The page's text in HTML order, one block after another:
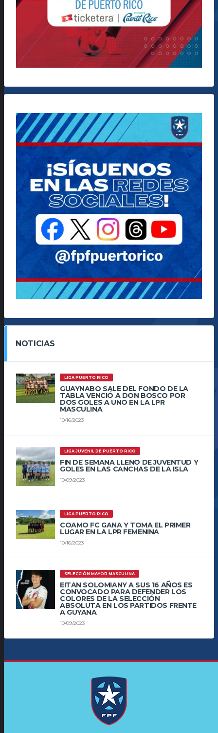
NOTICIAS
LIGA PUERTO RICO
GUAYNABO SALE DEL FONDO DE LA
TABLA VENCIÓ A DON BOSCO POR
DOS GOLES A UNO EN LA LPR
MASCULINA
10/16/2023
LIGA JUVENIL DE PUERTO RICO
FIN DE SEMANA LLENO DE JUVENTUD Y
GOLES EN LAS CANCHAS DE LA ISLA
10/09/2023
LIGA PUERTO RICO
COAMO FC GANA Y TOMA EL PRIMER
LUGAR EN LA LPR FEMENINA
10/16/2023
SELECCIÓN MAYOR MASCULINA
EITAN SOLOMIANY A SUS 16 AÑOS ES
CONVOCADO PARA DEFENDER LOS
COLORES DE LA SELECCIÓN
ABSOLUTA EN LOS PARTIDOS FRENTE
A GUYANA
10/09/2023